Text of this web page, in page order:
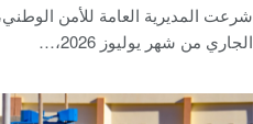
شرعت المديرية العامة للأمن
الجاري من شهر يوليوز 2026،…